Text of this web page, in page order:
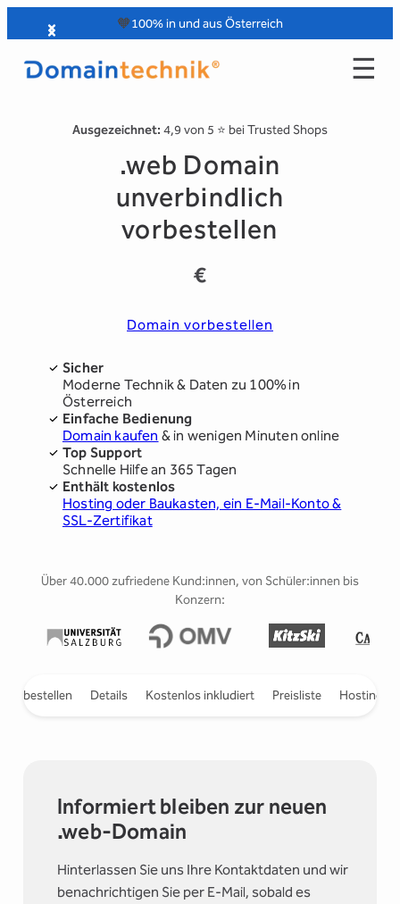
Inhalt
springen
🧡100% in und aus Österreich
☰
Ausgezeichnet: 4,9 von 5 ⭐️ bei Trusted Shops
.web Domain
unverbindlich
vorbestellen
€
Domain vorbestellen
Sicher
Moderne Technik & Daten zu 100% in
Österreich
Einfache Bedienung
Domain kaufen & in wenigen Minuten online
Top Support
Schnelle Hilfe an 365 Tagen
Enthält kostenlos
Hosting oder Baukasten, ein E-Mail-Konto &
SSL-Zertifikat
Über 40.000 zufriedene Kund:innen, von Schüler:innen bis
Konzern:
vorbestellen Details Kostenlos inkludiert Preisliste Hosting
Informiert bleiben zur neuen
.web-Domain
Hinterlassen Sie uns Ihre Kontaktdaten und wir
benachrichtigen Sie per E-Mail, sobald es